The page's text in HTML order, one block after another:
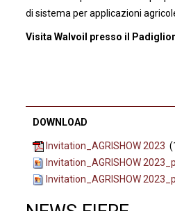
di sistema per applicazioni
Visita Walvoil presso il
DOWNLOAD
Invitation_AGRISHOW 2023
Invitation_AGRISHOW
Invitation_AGRISHOW